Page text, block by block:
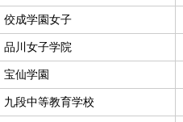
佼成学園女子
品川女子学院
宝仙学園
九段中等教育学校